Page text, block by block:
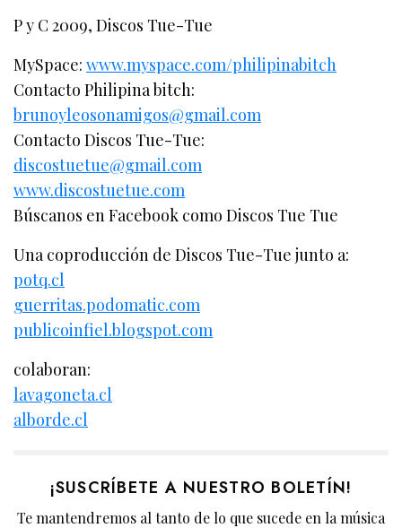
P y C 2009, Discos Tue-Tue
MySpace:www.myspace.com/philipinabitch
Contacto Philipina bitch:
brunoyleosonamigos@gmail.com
Contacto Discos Tue-Tue:
discostuetue@gmail.com
www.discostuetue.com
Búscanos en Facebook como Discos Tue Tue
Una coproducción de Discos Tue-Tue junto a:
potq.cl
guerritas.podomatic.com
publicoinfiel.blogspot.com
colaboran:
lavagoneta.cl
alborde.cl
¡SUSCRÍBETE A NUESTRO BOLETÍN!
Te mantendremos al tanto de lo que sucede en la música